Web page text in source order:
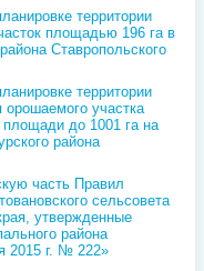
территории
площадью 196 га в
Ставропольского
территории
орошаемого участка
до 1001 га на
района
часть Правил
сельсовета
утвержденные
района
2015 г. № 222»